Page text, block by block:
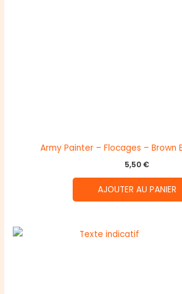
Army Painter – Flocages – Brown
5,50 €
AJOUTER AU PANIER